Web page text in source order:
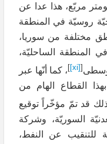
بمساحة تبلغ نحو 2200 كيلومتر مربّع، هذا عدا عن
روسيّة في المنطقة
مختلفة من سوريا،
المنطقة الساحليّة،
[
[xi]
] ، كما أنّها عبر
القطاع الهام من
قد تمّ مؤخّراً توقيع
السوريّة، وشركة
للتنقيب عن النفط،